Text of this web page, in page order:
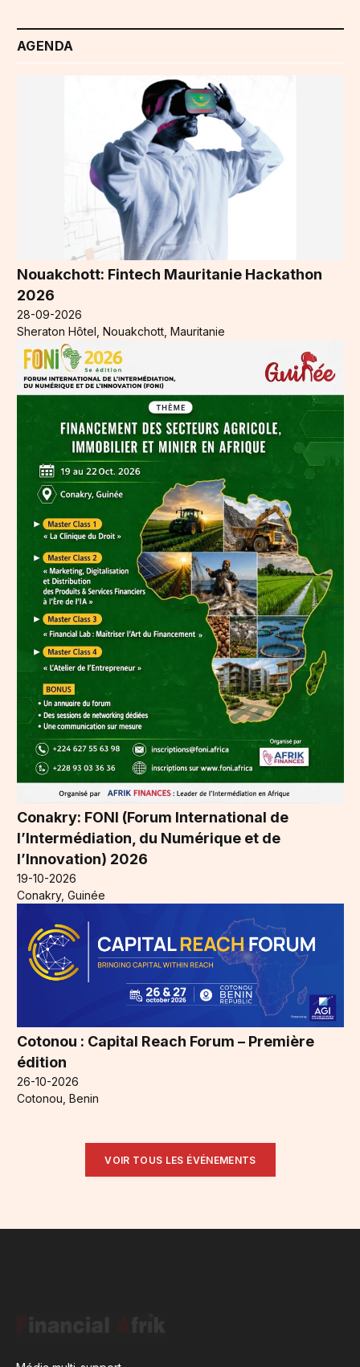
AGENDA
Nouakchott: Fintech Mauritanie Hackathon
2026
28-09-2026
Sheraton Hôtel, Nouakchott, Mauritanie
Conakry: FONI (Forum International de
l’Intermédiation, du Numérique et de
l’Innovation) 2026
19-10-2026
Conakry, Guinée
Cotonou : Capital Reach Forum – Première
édition
26-10-2026
Cotonou, Benin
VOIR TOUS LES ÉVÉNEMENTS